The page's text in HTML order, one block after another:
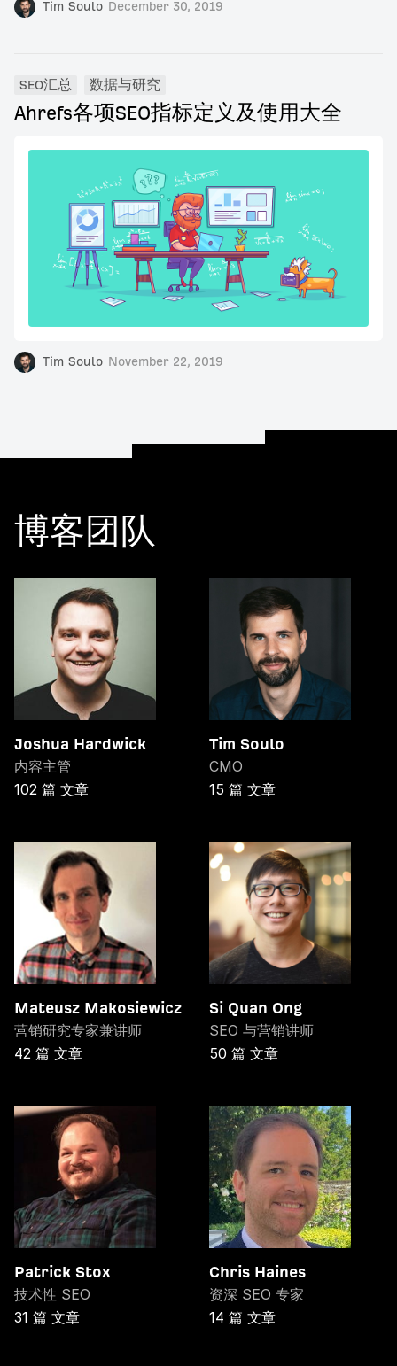
Tim Soulo December 30, 2019
Tim Soulo November 22, 2019
SEO汇总 数据与研究
Ahrefs各项SEO指标定义及使用大全
博客团队
Joshua Hardwick
内容主管
102 篇 文章
Tim Soulo
CMO
15 篇 文章
Mateusz Makosiewicz
营销研究专家兼讲师
42 篇 文章
Si Quan Ong
SEO 与营销讲师
50 篇 文章
Patrick Stox
技术性 SEO
31 篇 文章
Chris Haines
资深 SEO 专家
14 篇 文章